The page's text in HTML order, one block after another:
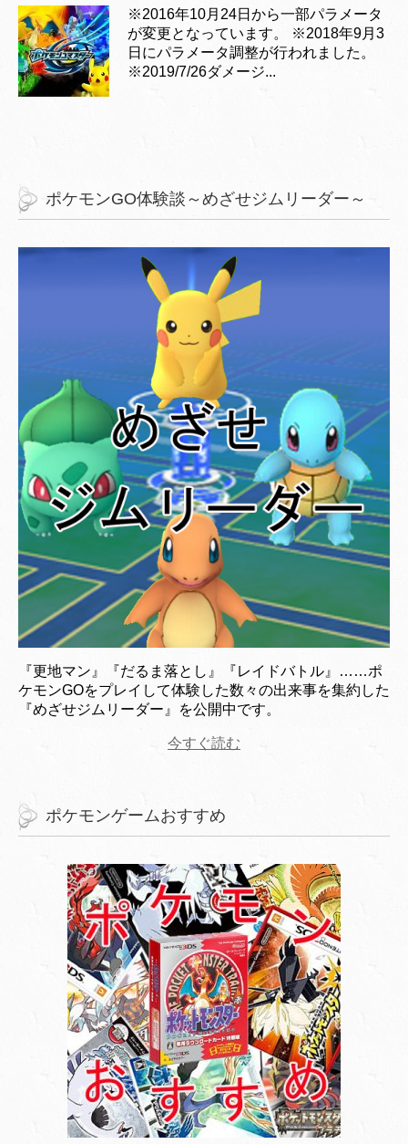
※2016年10月24日から一部パラメータ
が変更となっています。 ※2018年9月3
日にパラメータ調整が行われました。
※2019/7/26ダメージ...
ポケモンGO体験談～めざせジムリーダー～
『更地マン』『だるま落とし』『レイドバトル』……ポ
ケモンGOをプレイして体験した数々の出来事を集約した
『めざせジムリーダー』を公開中です。
今すぐ読む
ポケモンゲームおすすめ